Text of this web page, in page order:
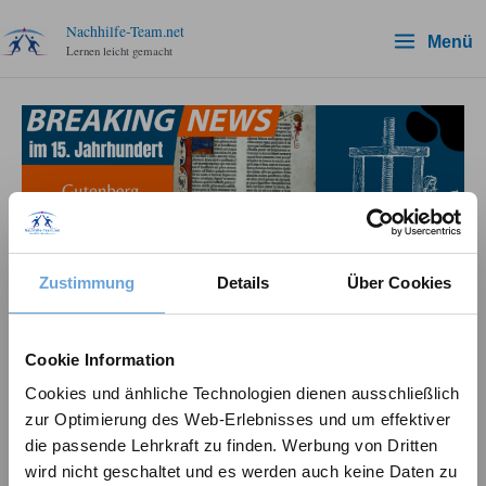
Zustimmung Details Über Cookies
Cookie Information
Cookies und änhliche Technologien dienen ausschließlich
zur Optimierung des Web-Erlebnisses und um effektiver
die passende Lehrkraft zu finden. Werbung von Dritten
wird nicht geschaltet und es werden auch keine Daten zu
Inhalt
Nachhilfe-Team.net
Lernen leicht gemacht Menü
Buchdruckmaschine + Folgen
flott erklärt
Schreibe einen Kommentar /Deutsch,Geschichte